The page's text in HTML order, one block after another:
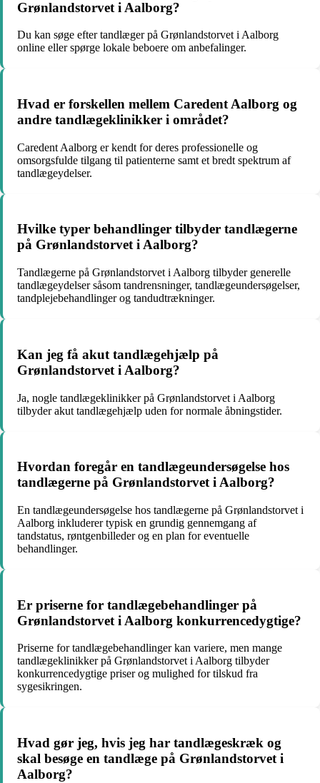
Grønlandstorvet i Aalborg?
Du kan søge efter tandlæger på Grønlandstorvet i Aalborg
online eller spørge lokale beboere om anbefalinger.
Hvad er forskellen mellem Caredent Aalborg og
andre tandlægeklinikker i området?
Caredent Aalborg er kendt for deres professionelle og
omsorgsfulde tilgang til patienterne samt et bredt spektrum af
tandlægeydelser.
Hvilke typer behandlinger tilbyder tandlægerne
på Grønlandstorvet i Aalborg?
Tandlægerne på Grønlandstorvet i Aalborg tilbyder generelle
tandlægeydelser såsom tandrensninger, tandlægeundersøgelser,
tandplejebehandlinger og tandudtrækninger.
Kan jeg få akut tandlægehjælp på
Grønlandstorvet i Aalborg?
Ja, nogle tandlægeklinikker på Grønlandstorvet i Aalborg
tilbyder akut tandlægehjælp uden for normale åbningstider.
Hvordan foregår en tandlægeundersøgelse hos
tandlægerne på Grønlandstorvet i Aalborg?
En tandlægeundersøgelse hos tandlægerne på Grønlandstorvet i
Aalborg inkluderer typisk en grundig gennemgang af
tandstatus, røntgenbilleder og en plan for eventuelle
behandlinger.
Er priserne for tandlægebehandlinger på
Grønlandstorvet i Aalborg konkurrencedygtige?
Priserne for tandlægebehandlinger kan variere, men mange
tandlægeklinikker på Grønlandstorvet i Aalborg tilbyder
konkurrencedygtige priser og mulighed for tilskud fra
sygesikringen.
Hvad gør jeg, hvis jeg har tandlægeskræk og
skal besøge en tandlæge på Grønlandstorvet i
Aalborg?